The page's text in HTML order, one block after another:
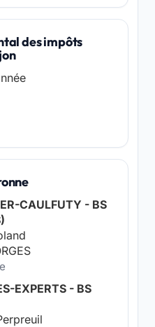
des impôts
CAULFUTY - BS
EXPERTS - BS